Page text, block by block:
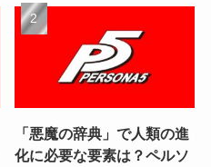
「悪魔の辞典」で人類の進
化に必要な要素は？ペルソ